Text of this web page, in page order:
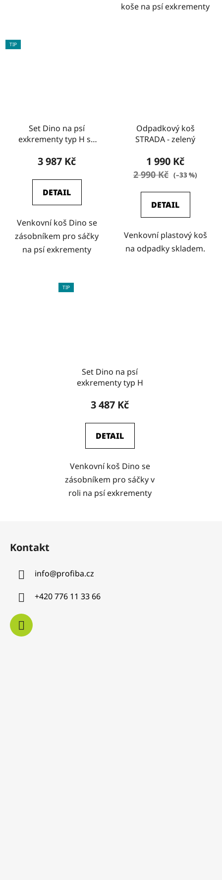
koše na psí exkrementy
TIP
Set Dino na psí
exkrementy typ H se
psů
3 987 Kč
DETAIL
Venkovní koš Dino se
zásobníkem pro sáčky
na psí exkrementy
Odpadkový koš
STRADA - zelený
1 990 Kč
2 990 Kč (–33 %)
DETAIL
Venkovní plastový koš
na odpadky skladem.
TIP
Set Dino na psí
exkrementy typ H
3 487 Kč
DETAIL
Venkovní koš Dino se
zásobníkem pro sáčky v
roli na psí exkrementy
Kontakt
info@profiba.cz
+420 776 11 33 66